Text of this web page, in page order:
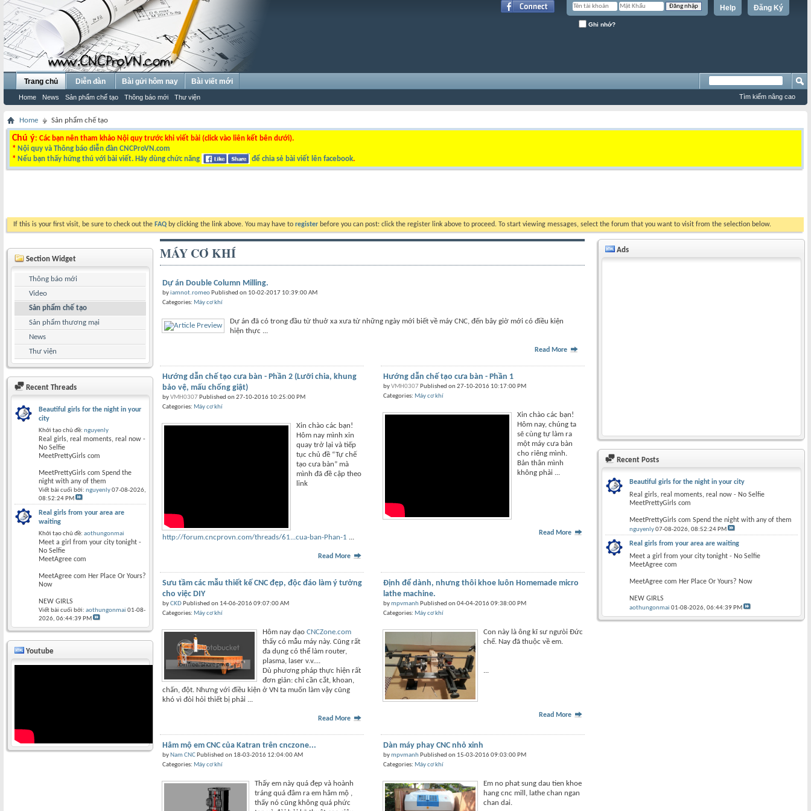
Đăng Ký
Help
Ghi nhớ?
Trang chủ
Home News Sản phẩm chế tạo Thông báo mới Thư viện
Diễn đàn Bài gửi hôm nay Bài viết mới
Tìm kiếm nâng cao
Home Sản phẩm chế tạo
Chú ý: Các bạn nên tham khảo Nội quy trước khi viết bài (click vào liên kết bên dưới).
* Nội quy và Thông báo diễn đàn CNCProVN.com
* Nếu bạn thấy hứng thú với bài viết. Hãy dùng chức năng để chia sẻ bài viết lên facebook.
If this is your first visit, be sure to check out the FAQ by clicking the link above. You may have to register before you can post: click the register link above to proceed. To start viewing messages, select the forum that you want to visit from the selection below.
MÁY CƠ KHÍ
Dự án Double Column Milling.
byiamnot.romeoPublished on 10-02-2017 10:39:00 AM
Categories: Máy cơ khí
Dự án đã có trong đầu từ thuở xa xưa từ những ngày mới biết về máy CNC, đến bây giờ mới có điều kiện
hiện thực ...
Read More
Hướng dẫn chế tạo cưa bàn - Phần 2 (Lưỡi chia, khung
bảo vệ, mấu chống giật)
byVMH0307 Published on 27-10-2016 10:25:00 PM
Categories: Máy cơ khí
Xin chào các bạn!
Hôm nay mình xin
quay trở lại và tiếp
tục chủ đề “Tự chế
tạo cưa bàn” mà
mình đã đề cập theo
link
http://forum.cncprovn.com/threads/61...cua-ban-Phan-1
Read More
Hướng dẫn chế tạo cưa bàn - Phần 1
byVMH0307 Published on 27-10-2016 10:17:00 PM
Categories: Máy cơ khí
Xin chào các bạn!
Hôm nay, chúng ta
sẽ cùng tự làm ra
một máy cưa bàn
cho riêng mình.
Bản thân mình
không phải ...
Read More
Sưu tầm các mẫu thiết kế CNC đẹp, độc đáo làm ý tưởng
cho việc DIY
byCKDPublished on 14-06-2016 09:07:00 AM
Categories: Máy cơ khí
Hôm nay dạo CNCZone.com
thấy có mẫu máy này. Cũng rất
đa dụng có thể làm router,
plasma, laser v.v....
Dù phương pháp thực hiện rất
đơn giản: chỉ cần cắt, khoan,
chấn, đột. Nhưng với điều kiện ở VN ta muốn làm vậy cũng
khó vì đòi hỏi thiết bị phải ...
Read More
Định để dành, nhưng thôi khoe luôn Homemade micro
lathe machine.
bympvmanh Published on 04-04-2016 09:38:00 PM
Categories: Máy cơ khí
Con này là ông kĩ sư ngưòi Đức
chế. Nay đã thuộc về em.
Read More
Hâm mộ em CNC của Katran trên cnczone...
by Nam CNCPublished on 18-03-2016 12:04:00 AM
Categories: Máy cơ khí
Thấy em này quá đẹp và hoành
tráng quá đâm ra em hâm mộ ,
thấy nó cũng không quá phức
Dàn máy phay CNC nhỏ xinh
bympvmanh Published on 15-03-2016 09:03:00 PM
Categories: Máy cơ khí
Em no phat sung dau tien khoe
hang cnc mill, lathe chan ngan
chan dai.
Ads
Recent Posts
Beautiful girls for the night in your city
Real girls, real moments, real now - No Selfie
MeetPrettyGirls com
MeetPrettyGirls com Spend the night with any of them
nguyenly07-08-2026, 08:52:24 PM
Real girls from your area are waiting
Meet a girl from your city tonight - No Selfie
MeetAgree com
MeetAgree com Her Place Or Yours? Now
NEW GIRLS
aothungonmai 01-08-2026, 06:44:39 PM
Section Widget
Thông báo mới
Video
Sản phẩm chế tạo
Sản phẩm thương mại
News
Thư viện
Recent Threads
Beautiful girls for the night in your
city
Khởi tạo chủ đề: nguyenly
Real girls, real moments, real now -
No Selfie
MeetPrettyGirls com
MeetPrettyGirls com Spend the
night with any of them
Viết bài cuối bởi: nguyenly07-08-2026,
08:52:24 PM
Real girls from your area are
waiting
Khởi tạo chủ đề: aothungonmai
Meet a girl from your city tonight -
No Selfie
MeetAgree com
MeetAgree com Her Place Or Yours?
Now
NEW GIRLS
Viết bài cuối bởi: aothungonmai 01-08-
2026, 06:44:39 PM
Youtube